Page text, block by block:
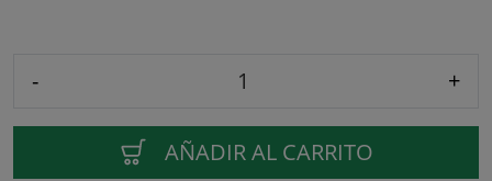
- +
AÑADIR AL CARRITO